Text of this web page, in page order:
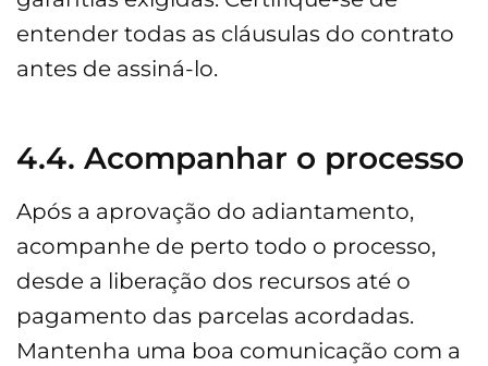
entender todas as cláusulas do contrato
antes de assiná-lo.
4.4. Acompanhar o processo
Após a aprovação do adiantamento,
acompanhe de perto todo o processo,
desde a liberação dos recursos até o
pagamento das parcelas acordadas.
Mantenha uma boa comunicação com a